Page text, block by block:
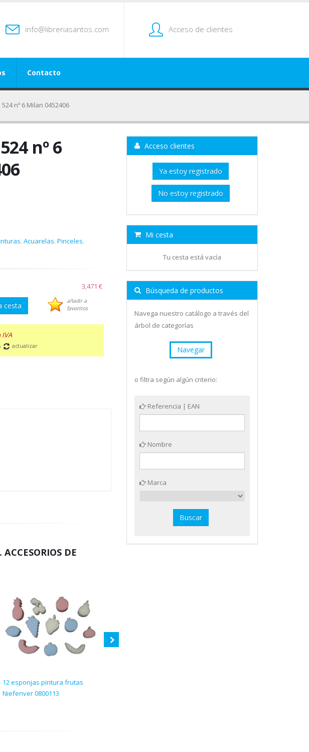
info@libreriasantos.com Acceso de clientes
Contacto
nº 6 Milan 0452406
nº 6
Acuarelas. Pinceles.
3,471 €
cesta
añadir a
favoritos
actualizar
DE
12 esponjas pintura frutas
Niefenver 0800113
Acceso clientes
Ya estoy registrado
No estoy registrado
Mi cesta
Tu cesta está vacía
Búsqueda de productos
Navega nuestro catálogo a través del
árbol de categorías
Navegar
o filtra según algún criterio:
Referencia | EAN
Nombre
Marca